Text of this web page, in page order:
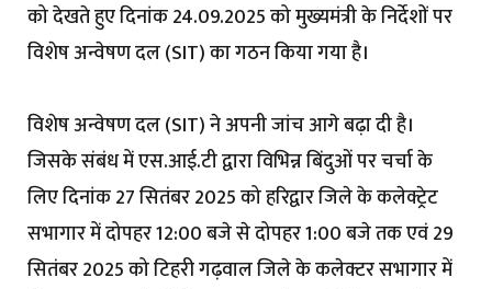
को देखते हुए दिनांक 24.09.2025 को मुख्यमंत्री के निर्देशों पर
विशेष अन्वेषण दल (SIT) का गठन किया गया है।
‎विशेष अन्वेषण दल (SIT) ने अपनी जांच आगे बढ़ा दी है।
जिसके संबंध में एस.आई.टी द्वारा विभिन्न बिंदुओं पर चर्चा के
लिए दिनांक 27 सितंबर 2025 को हरिद्वार जिले के कलेक्ट्रेट
सभागार में दोपहर 12:00 बजे से दोपहर 1:00 बजे तक एवं 29
सितंबर 2025 को टिहरी गढ़वाल जिले के कलेक्टर सभागार में